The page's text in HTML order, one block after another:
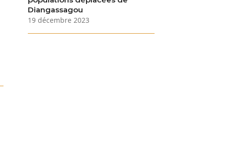
Diangassagou
19 décembre 2023